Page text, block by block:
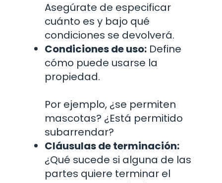
Asegúrate de especificar
cuánto es y bajo qué
condiciones se devolverá.
Condiciones de uso: Define
cómo puede usarse la
propiedad.
Por ejemplo, ¿se permiten
mascotas? ¿Está permitido
subarrendar?
Cláusulas de terminación:
¿Qué sucede si alguna de las
partes quiere terminar el